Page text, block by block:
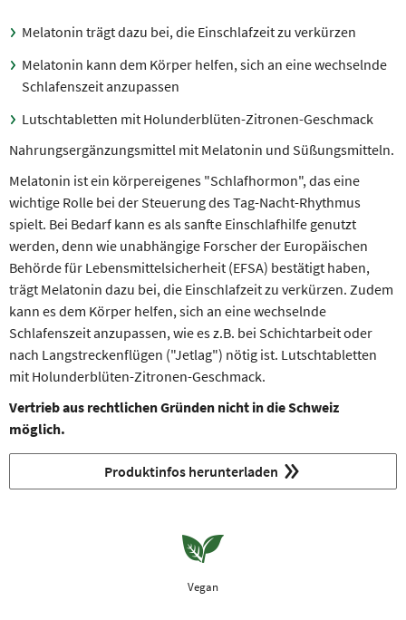
Melatonin trägt dazu bei, die Einschlafzeit zu verkürzen
Melatonin kann dem Körper helfen, sich an eine wechselnde
Schlafenszeit anzupassen
Lutschtabletten mit Holunderblüten-Zitronen-Geschmack
Nahrungsergänzungsmittel mit Melatonin und Süßungsmitteln.
Melatonin ist ein körpereigenes "Schlafhormon", das eine
wichtige Rolle bei der Steuerung des Tag-Nacht-Rhythmus
spielt. Bei Bedarf kann es als sanfte Einschlafhilfe genutzt
werden, denn wie unabhängige Forscher der Europäischen
Behörde für Lebensmittelsicherheit (EFSA) bestätigt haben,
trägt Melatonin dazu bei, die Einschlafzeit zu verkürzen. Zudem
kann es dem Körper helfen, sich an eine wechselnde
Schlafenszeit anzupassen, wie es z.B. bei Schichtarbeit oder
nach Langstreckenflügen ("Jetlag") nötig ist. Lutschtabletten
mit Holunderblüten-Zitronen-Geschmack.
Vertrieb aus rechtlichen Gründen nicht in die Schweiz
möglich.
Produktinfos herunterladen
Vegan